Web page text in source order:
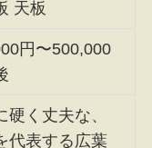
天板
円〜500,000
硬く丈夫な、
代表する広葉